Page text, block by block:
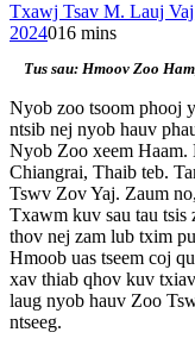
Txawj Tsav M. Lauj
2024016 mins
Tus sau: Hmoov Zoo
Nyob zoo tsoom phooj
ntsib nej nyob hauv
Nyob Zoo xeem Haam.
Chiangrai, Thaib teb.
Tswv Zov Yaj. Zaum
Txawm kuv sau tau tsis
thov nej zam lub txim
Hmoob uas tseem coj
xav thiab qhov kuv
laug nyob hauv Zoo
ntseeg.